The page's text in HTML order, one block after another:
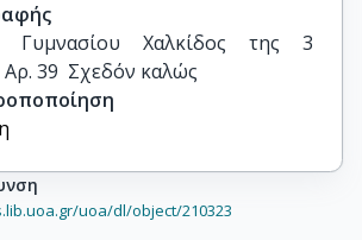
Γυμνασίου Χαλκίδος της 3
Αρ. 39  Σχεδόν καλώς
uoa/dl/object/210323